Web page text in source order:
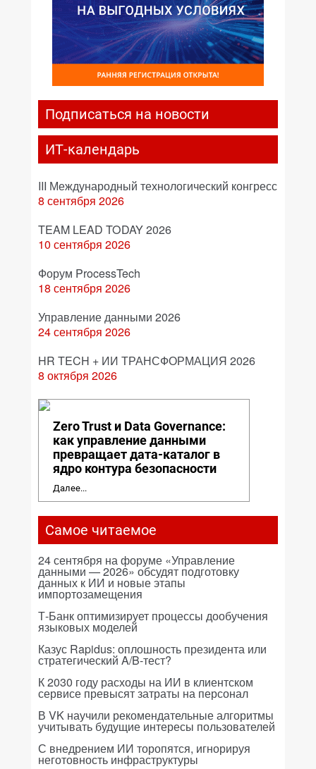
Подписаться на новости
ИТ-календарь
III Международный технологический конгресс
8 сентября 2026
TEAM LEAD TODAY 2026
10 сентября 2026
Форум ProcessTech
18 сентября 2026
Управление данными 2026
24 сентября 2026
HR TECH + ИИ ТРАНСФОРМАЦИЯ 2026
8 октября 2026
Zero Trust и Data Governance:
как управление данными
превращает дата-каталог в
ядро контура безопасности
Далее...
Самое читаемое
24 сентября на форуме «Управление
данными — 2026» обсудят подготовку
данных к ИИ и новые этапы
импортозамещения
Т-Банк оптимизирует процессы дообучения
языковых моделей
Казус Rapidus: оплошность президента или
стратегический A/B-тест?
К 2030 году расходы на ИИ в клиентском
сервисе превысят затраты на персонал
В VK научили рекомендательные алгоритмы
учитывать будущие интересы пользователей
С внедрением ИИ торопятся, игнорируя
неготовность инфраструктуры